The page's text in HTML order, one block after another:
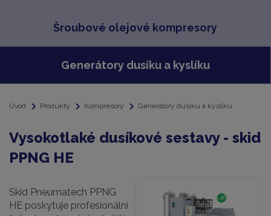
Šroubové olejové kompresory
Generátory dusíku a kyslíku
Úvod Produkty Kompresory Generátory dusíku a kyslíku
Vysokotlaké dusíkové sestavy - skid
PPNG HE
Skid Pneumatech PPNG
HE poskytuje profesionální